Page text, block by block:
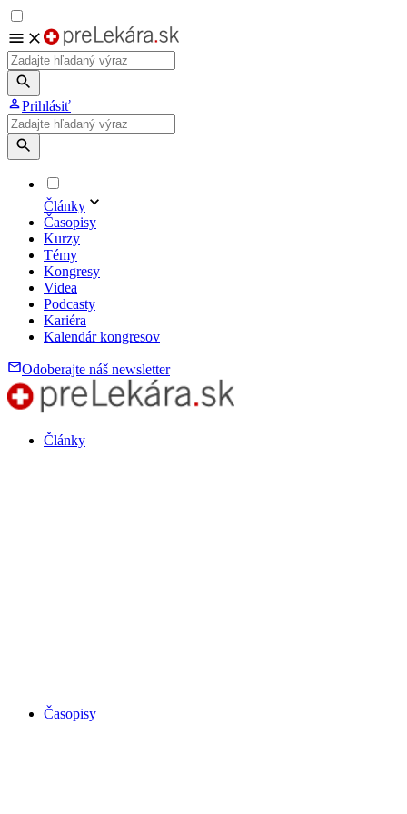
Prihlásiť
Články
Časopisy
Kurzy
Témy
Kongresy
Videa
Podcasty
Kariéra
Kalendár kongresov
Odoberajte náš newsletter
Články
Časopisy